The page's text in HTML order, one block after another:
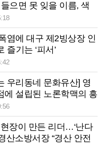
으면 못 잊을 이름, 색
게 만드는 사나이
염에 대구 제2빙상장 인
기는 ‘피서’
우리동네 문화유산] 영
에 설립된 노론학맥의 흥
장이 만든 리더…‘난다
산소방서장 “경산 안전